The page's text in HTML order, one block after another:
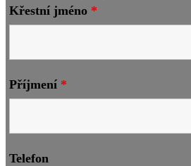
Křestní jméno *
Příjmení *
Telefon